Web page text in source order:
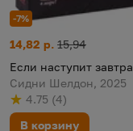
-7%
Если наступит завтра
Цена:
14,82 р.
Старая цена:
15,94
Если наступит завтра
Сидни Шелдон, 2025
Рейтинг
4.75
из 5 (
по результату
4
голосов
)
В корзину